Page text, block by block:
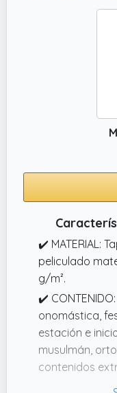
✔️ MATERIAL:
peliculado
g/m².
✔️
onomástica,
estación e
musulmán,
contenidos